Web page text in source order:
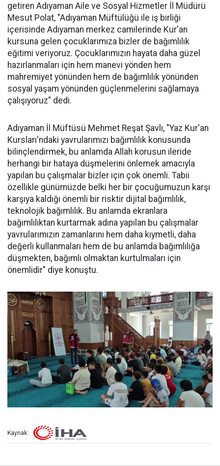
getiren Adıyaman Aile ve Sosyal Hizmetler İl Müdürü
Mesut Polat, "Adıyaman Müftülüğü ile iş birliği
içerisinde Adıyaman merkez camilerinde Kur'an
kursuna gelen çocuklarımıza bizler de bağımlılık
eğitimi veriyoruz. Çocuklarımızın hayata daha güzel
hazırlanmaları için hem manevi yönden hem
mahremiyet yönünden hem de bağımlılık yönünden
sosyal yaşam yönünden güçlenmelerini sağlamaya
çalışıyoruz" dedi.
Adıyaman İl Müftüsü Mehmet Reşat Şavlı, "Yaz Kur'an
Kursları'ndaki yavrularımızı bağımlılık konusunda
bilinçlendirmek, bu anlamda Allah korusun ileride
herhangi bir hataya düşmelerini önlemek amacıyla
yapılan bu çalışmalar bizler için çok önemli. Tabii
özellikle günümüzde belki her bir çocuğumuzun karşı
karşıya kaldığı önemli bir risktir dijital bağımlılık,
teknolojik bağımlılık. Bu anlamda ekranlara
bağımlılıktan kurtarmak adına yapılan bu çalışmalar
yavrularımızın zamanlarını hem daha kıymetli, daha
değerli kullanmaları hem de bu anlamda bağımlılığa
düşmekten, bağımlı olmaktan kurtulmaları için
önemlidir" diye konuştu.
Kaynak: